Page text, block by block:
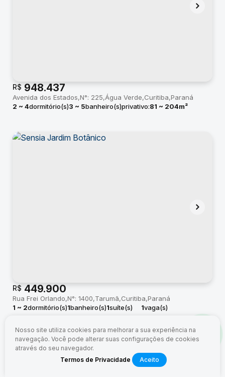
Nosso site utiliza cookies para melhorar a sua experiência na
navegação. Você pode alterar suas configurações de cookies
através do seu navegador.
Termos de Privacidade
Aceito
R$ 948.437
Avenida dos Estados N°: 225 Água Verde Curitiba Paraná
2 ~ 4dormitório(s)3 ~ 5banheiro(s)privativo:81 ~ 204m²
R$ 449.900
Rua Frei Orlando N°: 1400 Tarumã Curitiba Paraná
1 ~ 2dormitório(s)1banheiro(s)1suíte(s) 1vaga(s)